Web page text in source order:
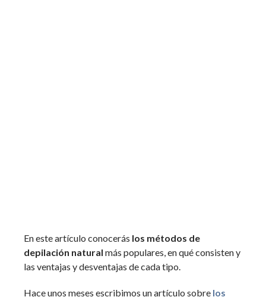
En este artículo conocerás los métodos de
depilación natural más populares, en qué consisten y
las ventajas y desventajas de cada tipo.
Hace unos meses escribimos un artículo sobre los